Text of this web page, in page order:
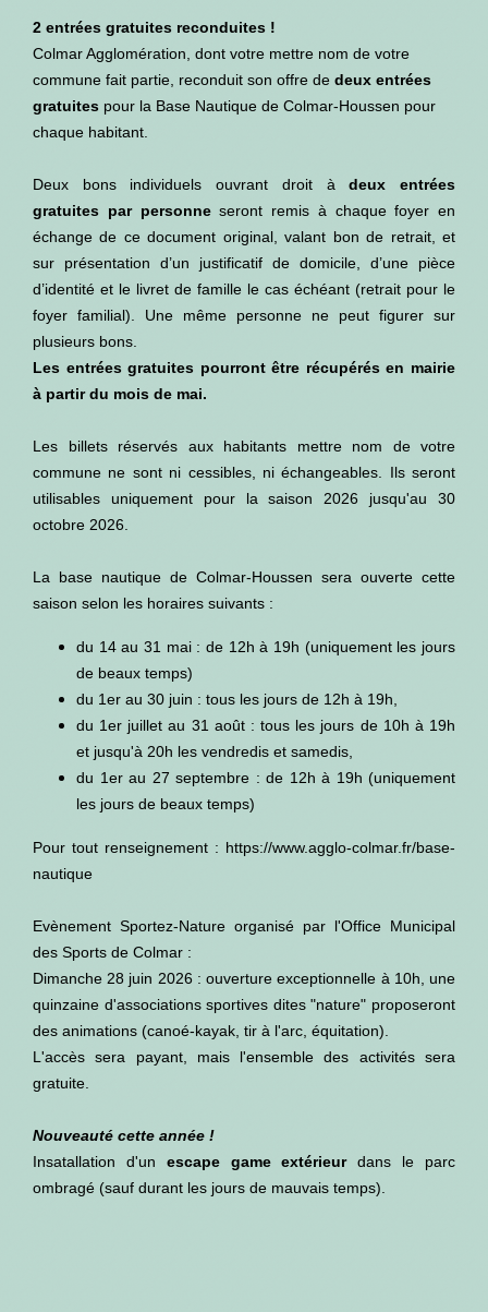
2 entrées gratuites reconduites !
Colmar Agglomération, dont votre mettre nom de votre
commune fait partie, reconduit son offre de deux entrées
gratuites pour la Base Nautique de Colmar-Houssen pour
chaque habitant.
Deux bons individuels ouvrant droit àdeux entrées
gratuites par personneseront remis à chaque foyer en
échange de ce document original, valant bon de retrait, et
sur présentation d’un justificatif de domicile, d’une pièce
d’identité et le livret de famille le cas échéant (retrait pour le
foyer familial). Une même personne ne peut figurer sur
plusieurs bons.
Les entrées gratuites pourront être récupérés en mairie
à partir du mois de mai.
Les billets réservés aux habitants mettre nom de votre
commune ne sont ni cessibles, ni échangeables. Ils seront
utilisables uniquement pour la saison 2026 jusqu'au 30
octobre 2026.
La base nautique de Colmar-Houssen sera ouverte cette
saison selon les horaires suivants :
du 14 au 31 mai : de 12h à 19h (uniquement les jours
de beaux temps)
du 1er au 30 juin : tous les jours de 12h à 19h,
du 1er juillet au 31 août : tous les jours de 10h à 19h
et jusqu'à 20h les vendredis et samedis,
du 1er au 27 septembre : de 12h à 19h (uniquement
les jours de beaux temps)
Pour tout renseignement : https://www.agglo-colmar.fr/base-
nautique
Evènement Sportez-Nature organisé par l'Office Municipal
des Sports de Colmar :
Dimanche 28 juin 2026 : ouverture exceptionnelle à 10h, une
quinzaine d'associations sportives dites "nature" proposeront
des animations (canoé-kayak, tir à l'arc, équitation).
L'accès sera payant, mais l'ensemble des activités sera
gratuite.
Nouveauté cette année !
Insatallation d'un escape game extérieurdans le parc
ombragé (sauf durant les jours de mauvais temps).